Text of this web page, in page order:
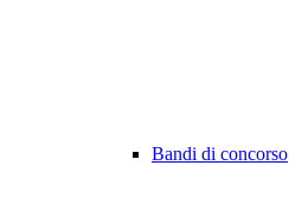
Bandi di concorso